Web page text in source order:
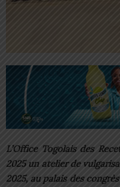
L’Office Togolais des
2025 un atelier de
2025, au palais des